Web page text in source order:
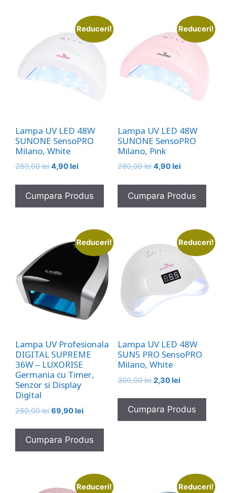
Reduceri!
Lampa UV LED 48W
SUNONE SensoPRO
Milano, White
280,00lei Prețul
a
fost:
280,00 lei.
4,90 lei
este:
4,90 lei.
Cumpara Produs
Reduceri!
Lampa UV LED 48W
SUNONE SensoPRO
Milano, Pink
280,00lei Prețul
a
fost:
280,00 lei.
4,90 leiPrețul
este:
4,90 lei.
Cumpara Produs
Reduceri!
Lampa UV Profesionala
DIGITAL SUPREME
36W – LUXORISE
Germania cu Timer,
Senzor si Display
Digital
280,00lei Prețul
a
fost:
280,00 lei.
69,90lei
este:
69,90 lei.
Cumpara Produs
Reduceri!
Lampa UV LED 48W
SUN5 PRO SensoPRO
Milano, White
300,00lei Prețul
a
fost:
300,00 lei.
2,30leiPrețul
este:
2,30 lei.
Cumpara Produs
Reduceri! Reduceri!